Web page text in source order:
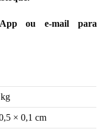
ou e-mail para
× 0,1 cm